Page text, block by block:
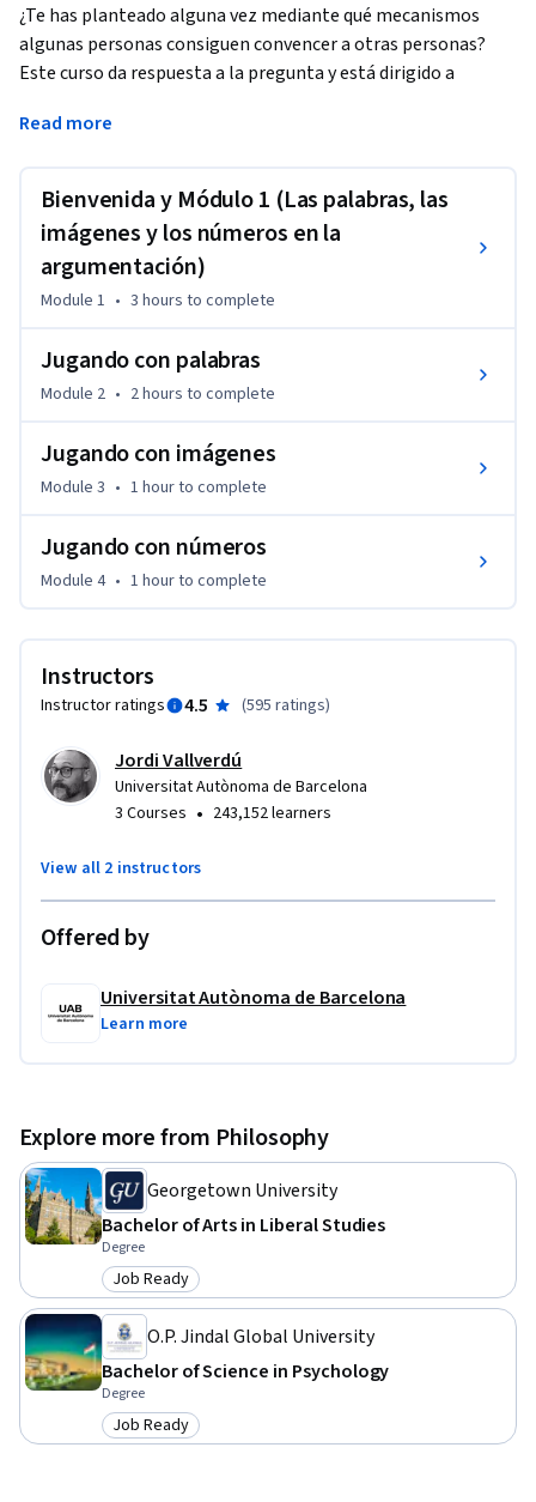
¿Te has planteado alguna vez mediante qué mecanismos
algunas personas consiguen convencer a otras personas?
Este curso da respuesta a la pregunta y está dirigido a
argumentación en el siglo XXI. Aprenderemos la base de la
a toda clase de formatos: desde las palabras o los
argumentos, pasando por las imágenes y los audiovisuales o,
finalmente, por los números, las estadísticas y los gráficos.
¿Para qué sirve este curso?
Las habilidades y disposiciones para analizar y explicar
en todas las disciplinas. Saber apreciar la solidez de los
argumentos y tener elementos para su crítica facilita el buen
exponerla de una manera formal correcta.
Read more
Bienvenida y Módulo 1 (Las palabras, las
imágenes y los números en la
argumentación)
Module 1 • 3 hours to complete
Jugando con palabras
Module 2 • 2 hours to complete
Jugando con imágenes
Module 3 • 1 hourto complete
Jugando con números
Module 4 • 1 hourto complete
Instructors
Instructor ratings 4.5 (595 ratings)
Jordi Vallverdú
Universitat Autònoma de Barcelona
3 Courses • 243,152 learners
View all 2 instructors
Offered by
Universitat Autònoma de Barcelona
Learn more
Explore more from Philosophy
Georgetown University
Bachelor of Arts in Liberal Studies
Degree
Category: Job Ready
Job Ready
O.P. Jindal Global University
Bachelor of Science in Psychology
Degree
Category: Job Ready
Job Ready